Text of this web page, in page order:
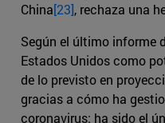
China[23], rechaza una
Según el último informe
Estados Unidos como
de lo previsto en
gracias a cómo ha
coronavirus: ha sido el